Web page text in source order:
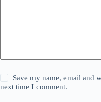
Save my name, email and
next time I comment.